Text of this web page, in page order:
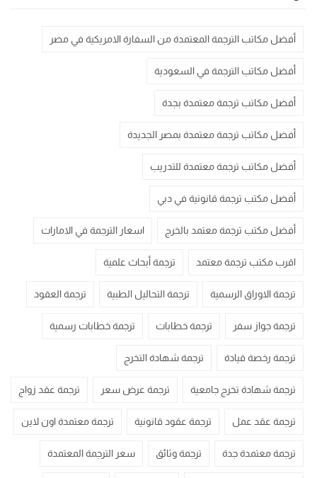
أفضل مكاتب الترجمة المعتمدة من السفارة الامريكية في مصر
أفضل مكاتب الترجمة في السعودية
أفضل مكاتب ترجمة معتمدة بجدة
أفضل مكاتب ترجمة معتمدة بمصر الجديدة
أفضل مكاتب ترجمة معتمدة للتدريب
أفضل مكتب ترجمة قانونية في دبي
أفضل مكتب ترجمة معتمد بالخرج اسعار الترجمة في الامارات
اقرب مكتب ترجمة معتمد ترجمة أبحاث علمية
ترجمة الاوراق الرسمية ترجمة التحاليل الطبية ترجمة العقود
ترجمة جواز سفر ترجمة خطابات ترجمة خطابات رسمية
ترجمة رخصة قيادة ترجمة شهادة التخرج
ترجمة شهادة تخرج جامعية ترجمة عرض سعر ترجمة عقد زواج
ترجمة عقد عمل ترجمة عقود قانونية ترجمة معتمدة اون لاين
ترجمة معتمدة جدة ترجمة وثائق سعر الترجمة المعتمدة